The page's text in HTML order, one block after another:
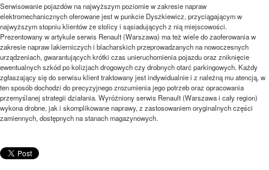
Serwisowanie pojazdów na najwyższym poziomie w zakresie napraw
elektromechanicznych oferowane jest w punkcie Dyszkiewicz, przyciągającym w
najwyższym stopniu klientów ze stolicy i sąsiadujących z nią miejscowości.
Prezentowany w artykule serwis Renault (Warszawa) ma też wiele do zaoferowania w
zakresie napraw lakierniczych i blacharskich przeprowadzanych na nowoczesnych
urządzeniach, gwarantujących krótki czas unieruchomienia pojazdu oraz zniknięcie
ewentualnych szkód po kolizjach drogowych czy drobnych otarć parkingowych. Każdy
zgłaszający się do serwisu klient traktowany jest indywidualnie i z należną mu atencją, w
ten sposób dochodzi do precyzyjnego zrozumienia jego potrzeb oraz opracowania
przemyślanej strategii działania. Wyróżniony serwis Renault (Warszawa i cały region)
wykona drobne, jak i skomplikowane naprawy, z zastosowaniem oryginalnych części
zamiennych, dostępnych na stanach magazynowych.